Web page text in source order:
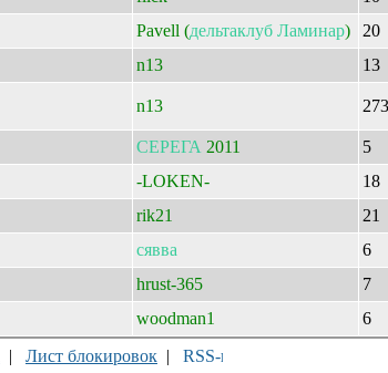
Pavell (дельтаклуб Ламинар) 20
n13 13
n13 273
СЕРЕГА 2011 5
-LOKEN- 18
rik21 21
сявва 6
hrust-365 7
woodman1 6
| Лист блокировок |